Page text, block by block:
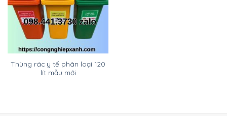
Thùng rác y tế phân loại 120
lít mẫu mới